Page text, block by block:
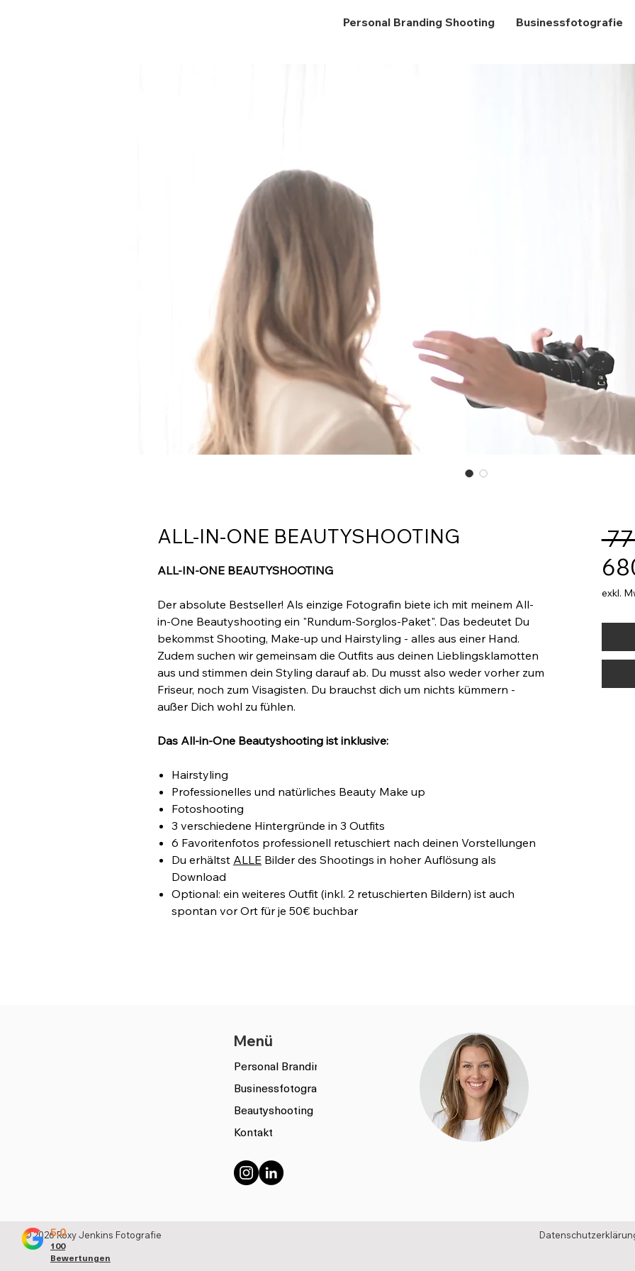
Personal Branding Shooting Businessfotografie
ALL-IN-ONE BEAUTYSHOOTING
ALL-IN-ONE BEAUTYSHOOTING
Der absolute Bestseller! Als einzige Fotografin biete ich mit meinem All-
in-One Beautyshooting ein "Rundum-Sorglos-Paket". Das bedeutet Du
bekommst Shooting, Make-up und Hairstyling - alles aus einer Hand.
Zudem suchen wir gemeinsam die Outfits aus deinen Lieblingsklamotten
aus und stimmen dein Styling darauf ab. Du musst also weder vorher zum
Friseur, noch zum Visagisten. Du brauchst dich um nichts kümmern -
außer Dich wohl zu fühlen.
Das All-in-One Beautyshooting ist inklusive:
Hairstyling
Professionelles und natürliches Beauty Make up
Fotoshooting
3 verschiedene Hintergründe in 3 Outfits
6 Favoritenfotos professionell retuschiert nach deinen Vorstellungen
Du erhältst ALLE Bilder des Shootings in hoher Auflösung als
Download
Optional: ein weiteres Outfit (inkl. 2 retuschierten Bildern) ist auch
spontan vor Ort für je 50€ buchbar
exkl.
5.0
100
Bewertungen
Menü
Personal Branding Shooting
Businessfotografie
Beautyshooting
Kontakt
© 2026 Roxy Jenkins Fotografie